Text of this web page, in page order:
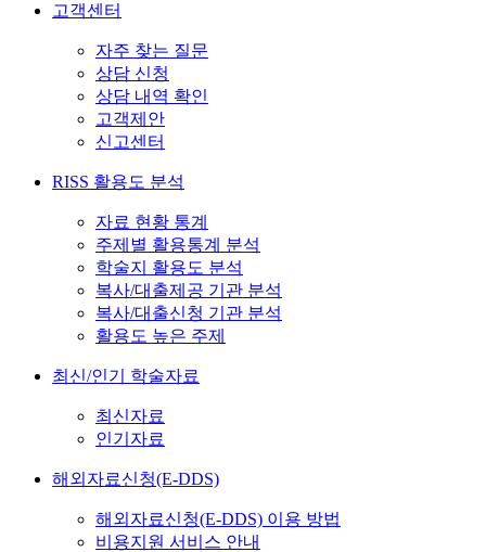
고객센터
자주 찾는 질문
상담 신청
상담 내역 확인
고객제안
신고센터
RISS 활용도 분석
자료 현황 통계
주제별 활용통계 분석
학술지 활용도 분석
복사/대출제공 기관 분석
복사/대출신청 기관 분석
활용도 높은 주제
최신/인기 학술자료
최신자료
인기자료
해외자료신청(E-DDS)
해외자료신청(E-DDS) 이용 방법
비용지원 서비스 안내